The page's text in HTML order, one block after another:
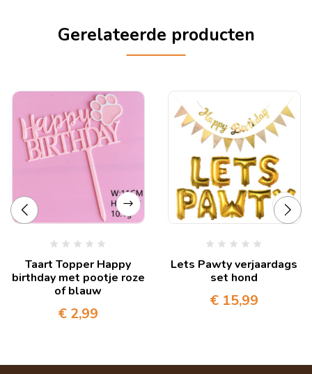
Gerelateerde producten
Taart Topper Happy
birthday met pootje roze
of blauw
€ 2,99
Lets Pawty verjaardags
set hond
€ 15,99